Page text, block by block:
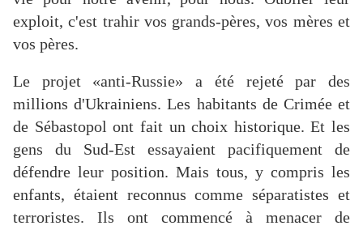
exploit, c'est trahir vos grands-pères, vos mères et
vos pères.
Le projet «anti-Russie» a été rejeté par des
millions d'Ukrainiens. Les habitants de Crimée et
de Sébastopol ont fait un choix historique. Et les
gens du Sud-Est essayaient pacifiquement de
défendre leur position. Mais tous, y compris les
enfants, étaient reconnus comme séparatistes et
terroristes. Ils ont commencé à menacer de